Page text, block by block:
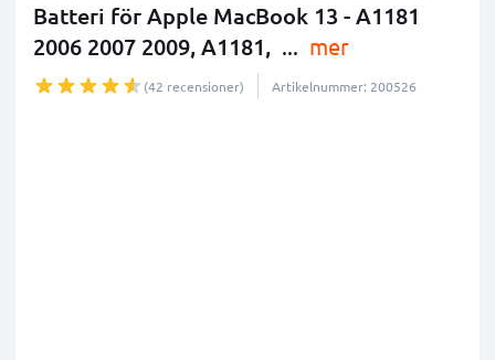
Batteri för Apple MacBook 13 - A1181
2006 2007 2009, A1181, ... mer
(42 recensioner) Artikelnummer: 200526